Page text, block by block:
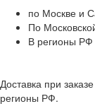
по Москве и
По
В регионы РФ
Доставка при
регионы РФ.